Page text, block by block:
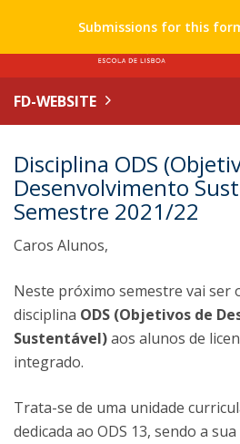
Submissions for this
FD-WEBSITE
Disciplina ODS
Desenvolvimento
Semestre 2021/22
Caros Alunos,
Neste próximo semestre vai ser
disciplina ODS (Objetivos de
Sustentável)aos alunos de
integrado.
Trata-se de uma unidade
dedicada ao ODS 13, sendo a